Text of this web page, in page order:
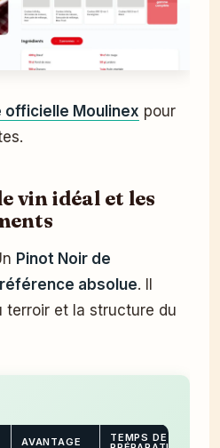
Moulinex pour
vin idéal et les
Pinot Noir de
absolue. Il
terroir et la structure du
AVANTAGE TEMPS DE